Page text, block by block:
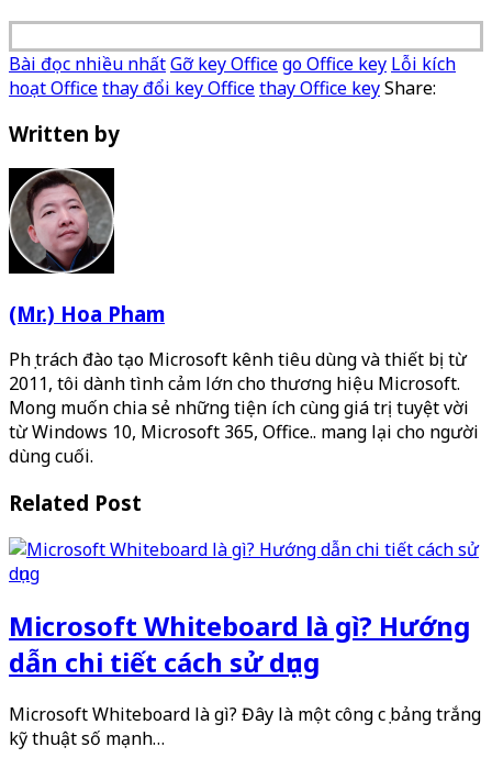
Bài đọc nhiều nhấtGỡ key Officego Office key Lỗi kích
hoạt Officethay đổi key Officethay Office keyShare:
Written by
(Mr.) Hoa Pham
Phụ trách đào tạo Microsoft kênh tiêu dùng và thiết bị từ
2011, tôi dành tình cảm lớn cho thương hiệu Microsoft.
Mong muốn chia sẻ những tiện ích cùng giá trị tuyệt vời
từ Windows 10, Microsoft 365, Office.. mang lại cho người
dùng cuối.
Related Post
Microsoft Whiteboard là gì? Hướng
dẫn chi tiết cách sử dụng
Microsoft Whiteboard là gì? Đây là một công cụ bảng trắng
kỹ thuật số mạnh…